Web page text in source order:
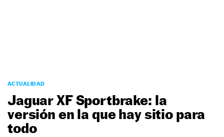
ACTUALIDAD
Jaguar XF Sportbrake: la
versión en la que hay sitio para
todo